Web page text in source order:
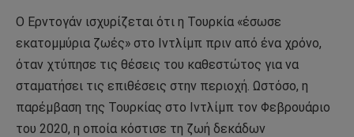
Ο Ερντογάν ισχυρίζεται ότι η Τουρκία «έσωσε
εκατομμύρια ζωές» στο Ιντλίμπ πριν από ένα χρόνο,
όταν χτύπησε τις θέσεις του καθεστώτος για να
σταματήσει τις επιθέσεις στην περιοχή. Ωστόσο, η
παρέμβαση της Τουρκίας στο Ιντλίμπ τον Φεβρουάριο
του 2020, η οποία κόστισε τη ζωή δεκάδων